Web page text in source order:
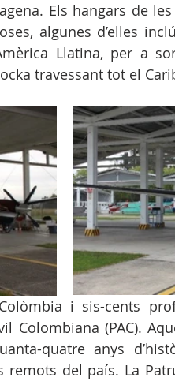
Els hangars de
algunes d’elles
Llatina, per a
travessant tot el
i sis-cents
Colombiana (PAC).
quatre anys
del país. La